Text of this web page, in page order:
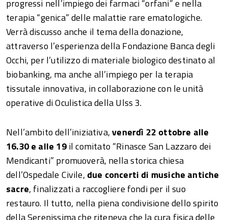
progressi nell’impiego dei farmaci “orfani” e nella
terapia “genica” delle malattie rare ematologiche.
Verrà discusso anche il tema della donazione,
attraverso l’esperienza della Fondazione Banca degli
Occhi, per l’utilizzo di materiale biologico destinato al
biobanking, ma anche all’impiego per la terapia
tissutale innovativa, in collaborazione con le unità
operative di Oculistica della Ulss 3.
Nell’ambito dell’iniziativa,venerdì 22 ottobre alle
16.30 e alle 19il comitato “Rinasce San Lazzaro dei
Mendicanti” promuoverà, nella storica chiesa
dell’Ospedale Civile, due concerti di musiche antiche
sacre, finalizzati a raccogliere fondi per il suo
restauro. Il tutto, nella piena condivisione dello spirito
della Serenissima che riteneva che la cura fisica delle